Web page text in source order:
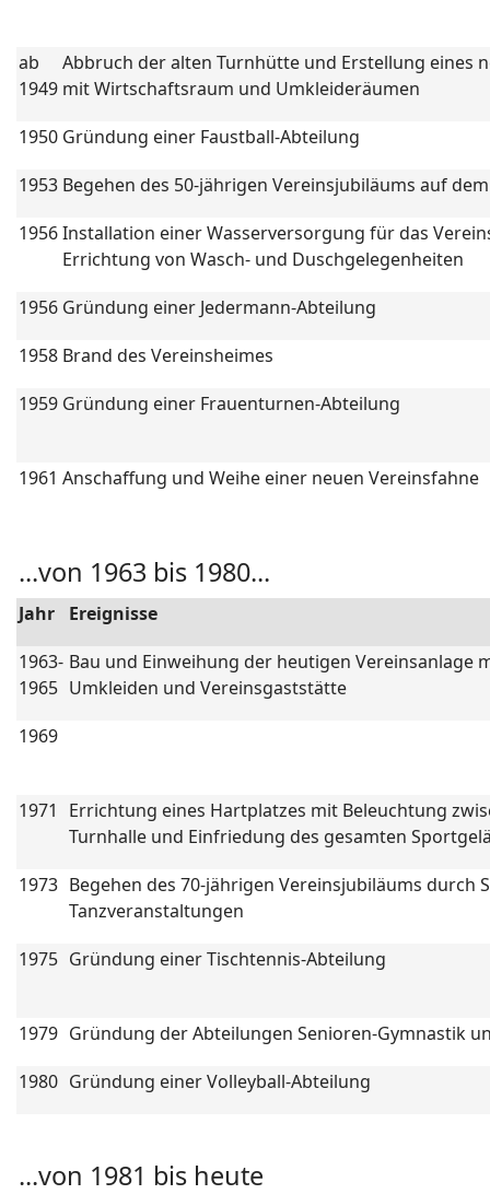
ab
1949
Abbruch der alten Turnhütte und Erstellung eines
mit Wirtschaftsraum und Umkleideräumen
1950 Gründung einer Faustball-Abteilung
1953 Begehen des 50-jährigen Vereinsjubiläums auf
1956Installation einer Wasserversorgung für das
Errichtung von Wasch- und Duschgelegenheiten
1956 Gründung einer Jedermann-Abteilung
1958 Brand des Vereinsheimes
1959 Gründung einer Frauenturnen-Abteilung
1961 Anschaffung und Weihe einer neuen Vereinsfahne
...von 1963 bis 1980...
Jahr
Ereignisse
1963-
1965
Bau und Einweihung der heutigen Vereinsanlage
Umkleiden und Vereinsgaststätte
1969
1971
Errichtung eines Hartplatzes mit Beleuchtung
Turnhalle und Einfriedung des gesamten
1973 Begehen des 70-jährigen Vereinsjubiläums durch
Tanzveranstaltungen
1975 Gründung einer Tischtennis-Abteilung
1979 Gründung der Abteilungen Senioren-Gymnastik
1980 Gründung einer Volleyball-Abteilung
...von 1981 bis heute